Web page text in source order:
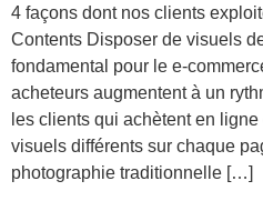
4 façons dont nos clients
Contents Disposer de visuels
fondamental pour le e-
acheteurs augmentent à un
les clients qui achètent en
visuels différents sur chaque
photographie traditionnelle […]